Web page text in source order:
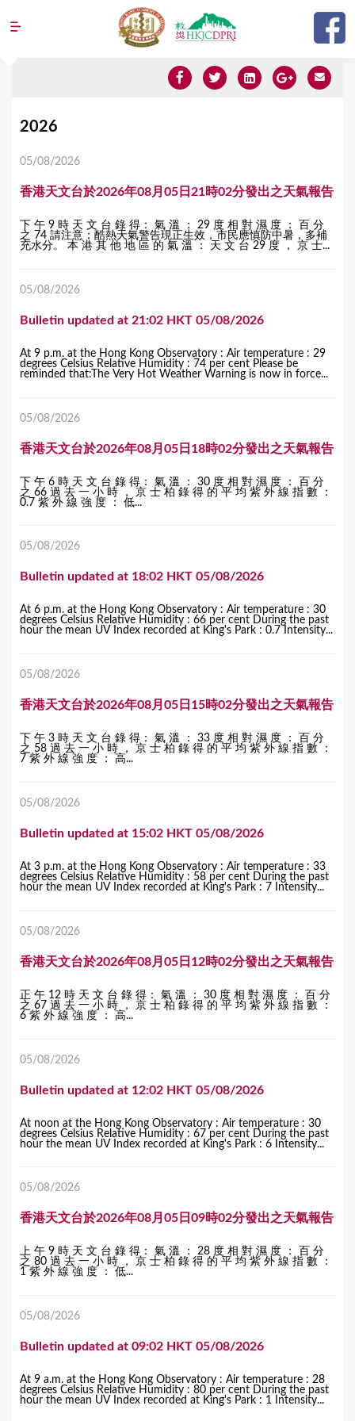
Jump to navigation
Y
a
e
e
2026
05/08/2026
香港天文台於2026年08月05日21時02分發出之天氣報告
下 午 9 時 天 文 台 錄 得： 氣 溫 ： 29 度 相 對 濕 度 ： 百 分
之 74 請注意：酷熱天氣警告現正生效，市民應慎防中暑，多補
充水分。 本 港 其 他 地 區 的 氣 溫 ： 天 文 台 29 度 ， 京 士...
05/08/2026
Bulletin updated at 21:02 HKT 05/08/2026
At 9 p.m. at the Hong Kong Observatory : Air temperature : 29
degrees Celsius Relative Humidity : 74 per cent Please be
reminded that:The Very Hot Weather Warning is now in force...
05/08/2026
香港天文台於2026年08月05日18時02分發出之天氣報告
下 午 6 時 天 文 台 錄 得： 氣 溫 ： 30 度 相 對 濕 度 ： 百 分
之 66 過 去 一 小 時 ， 京 士 柏 錄 得 的 平 均 紫 外 線 指 數 ：
0.7 紫 外 線 強 度 ： 低...
05/08/2026
Bulletin updated at 18:02 HKT 05/08/2026
At 6 p.m. at the Hong Kong Observatory : Air temperature : 30
degrees Celsius Relative Humidity : 66 per cent During the past
hour the mean UV Index recorded at King's Park : 0.7 Intensity...
05/08/2026
香港天文台於2026年08月05日15時02分發出之天氣報告
下 午 3 時 天 文 台 錄 得： 氣 溫 ： 33 度 相 對 濕 度 ： 百 分
之 58 過 去 一 小 時 ， 京 士 柏 錄 得 的 平 均 紫 外 線 指 數 ：
7 紫 外 線 強 度 ： 高...
05/08/2026
Bulletin updated at 15:02 HKT 05/08/2026
At 3 p.m. at the Hong Kong Observatory : Air temperature : 33
degrees Celsius Relative Humidity : 58 per cent During the past
hour the mean UV Index recorded at King's Park : 7 Intensity...
05/08/2026
香港天文台於2026年08月05日12時02分發出之天氣報告
正 午 12 時 天 文 台 錄 得： 氣 溫 ： 30 度 相 對 濕 度 ： 百 分
之 67 過 去 一 小 時 ， 京 士 柏 錄 得 的 平 均 紫 外 線 指 數 ：
6 紫 外 線 強 度 ： 高...
05/08/2026
Bulletin updated at 12:02 HKT 05/08/2026
At noon at the Hong Kong Observatory : Air temperature : 30
degrees Celsius Relative Humidity : 67 per cent During the past
hour the mean UV Index recorded at King's Park : 6 Intensity...
05/08/2026
香港天文台於2026年08月05日09時02分發出之天氣報告
上 午 9 時 天 文 台 錄 得： 氣 溫 ： 28 度 相 對 濕 度 ： 百 分
之 80 過 去 一 小 時 ， 京 士 柏 錄 得 的 平 均 紫 外 線 指 數 ：
1 紫 外 線 強 度 ： 低...
05/08/2026
Bulletin updated at 09:02 HKT 05/08/2026
At 9 a.m. at the Hong Kong Observatory : Air temperature : 28
degrees Celsius Relative Humidity : 80 per cent During the past
hour the mean UV Index recorded at King's Park : 1 Intensity...